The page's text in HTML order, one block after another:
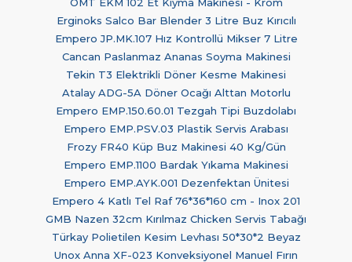
Erginoks Salco Bar Blender 3 Litre Buz Kırıcılı
Empero JP.MK.107 Hız Kontrollü Mikser 7 Litre
Cancan Paslanmaz Ananas Soyma Makinesi
Tekin T3 Elektrikli Döner Kesme Makinesi
Atalay ADG-5A Döner Ocağı Alttan Motorlu
Empero EMP.150.60.01 Tezgah Tipi Buzdolabı
Empero EMP.PSV.03 Plastik Servis Arabası
Frozy FR40 Küp Buz Makinesi 40 Kg/Gün
Empero EMP.1100 Bardak Yıkama Makinesi
Empero EMP.AYK.001 Dezenfektan Ünitesi
Empero 4 Katlı Tel Raf 76*36*160 cm - Inox 201
GMB Nazen 32cm Kırılmaz Chicken Servis Tabağı
Türkay Polietilen Kesim Levhası 50*30*2 Beyaz
Unox Anna XF-023 Konveksiyonel Manuel Fırın